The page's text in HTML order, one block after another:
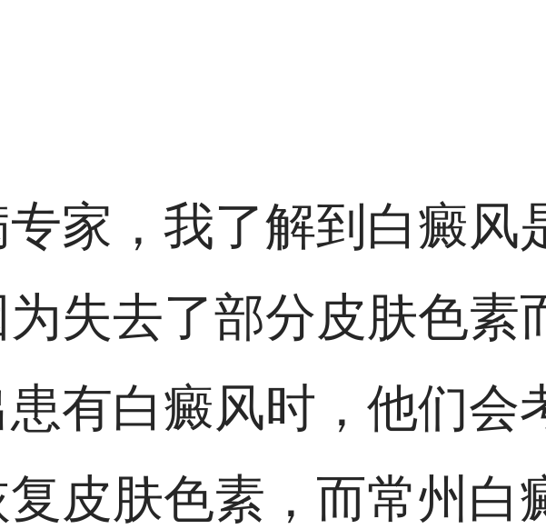
家，我了解到白癜风
失去了部分皮肤色素
有白癜风时，他们会
皮肤色素，而常州白